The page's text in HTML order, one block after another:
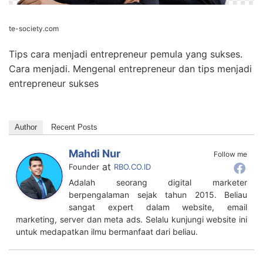
te-society.com
Tips cara menjadi entrepreneur pemula yang sukses.
Cara menjadi. Mengenal entrepreneur dan tips menjadi
entrepreneur sukses
Author Recent Posts
Follow me
Mahdi Nur
Founder at RBO.CO.ID
Adalah seorang digital marketer
berpengalaman sejak tahun 2015. Beliau
sangat expert dalam website, email
marketing, server dan meta ads. Selalu kunjungi website ini
untuk medapatkan ilmu bermanfaat dari beliau.